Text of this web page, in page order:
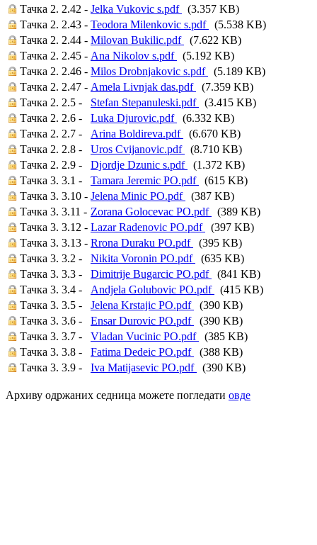
Тачка 2. 2.42 - Jelka Vukovic s.pdf
(3.357 KB)
Тачка 2. 2.43 - Teodora Milenkovic s.pdf
(5.538 KB)
Тачка 2. 2.44 - Milovan Bukilic.pdf
(7.622 KB)
Тачка 2. 2.45 - Ana Nikolov s.pdf
(5.192 KB)
Тачка 2. 2.46 - Milos Drobnjakovic s.pdf
(5.189 KB)
Тачка 2. 2.47 - Amela Livnjak das.pdf
(7.359 KB)
Тачка 2. 2.5 -
Stefan Stepanuleski.pdf
(3.415 KB)
Тачка 2. 2.6 -
Luka Djurovic.pdf
(6.332 KB)
Тачка 2. 2.7 -
Arina Boldireva.pdf
(6.670 KB)
Тачка 2. 2.8 -
Uros Cvijanovic.pdf
(8.710 KB)
Тачка 2. 2.9 -
Djordje Dzunic s.pdf
(1.372 KB)
Тачка 3. 3.1 -
Tamara Jeremic PO.pdf
(615 KB)
Тачка 3. 3.10 - Jelena Minic PO.pdf
(387 KB)
Тачка 3. 3.11 - Zorana Golocevac PO.pdf
(389 KB)
Тачка 3. 3.12 - Lazar Radenovic PO.pdf
(397 KB)
Тачка 3. 3.13 - Rrona Duraku PO.pdf
(395 KB)
Тачка 3. 3.2 -
Nikita Voronin PO.pdf
(635 KB)
Тачка 3. 3.3 -
Dimitrije Bugarcic PO.pdf
(841 KB)
Тачка 3. 3.4 -
Andjela Golubovic PO.pdf
(415 KB)
Тачка 3. 3.5 -
Jelena Krstajic PO.pdf
(390 KB)
Тачка 3. 3.6 -
Ensar Durovic PO.pdf
(390 KB)
Тачка 3. 3.7 -
Vladan Vucinic PO.pdf
(385 KB)
Тачка 3. 3.8 -
Fatima Dedeic PO.pdf
(388 KB)
Тачка 3. 3.9 -
Iva Matijasevic PO.pdf (390 KB)
Архиву одржаних седница можете погледати овде